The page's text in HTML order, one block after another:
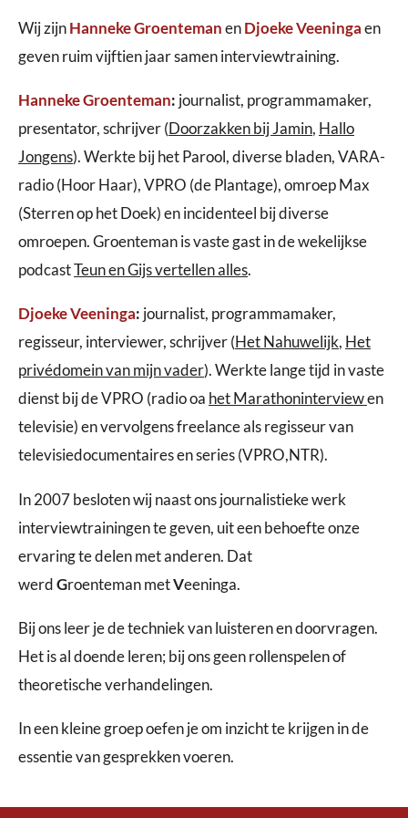
Wij zijnHanneke GroentemanenDjoeke Veeningaen
geven ruim vijftien jaar samen interviewtraining.
Hanneke Groenteman: journalist, programmamaker,
presentator, schrijver (Doorzakken bij Jamin, Hallo
Jongens). Werkte bij het Parool, diverse bladen, VARA-
radio (Hoor Haar), VPRO (de Plantage), omroep Max
(Sterren op het Doek) en incidenteel bij diverse
omroepen. Groenteman is vaste gast in de wekelijkse
podcastTeun en Gijs vertellen alles.
Djoeke Veeninga: journalist, programmamaker,
regisseur, interviewer, schrijver (Het Nahuwelijk, Het
privédomein van mijn vader). Werkte lange tijd in vaste
dienst bij de VPRO (radio oa het Marathoninterviewen
televisie) en vervolgens freelance als regisseur van
televisiedocumentaires en series (VPRO,NTR).
In 2007 besloten wij naast ons journalistieke werk
interviewtrainingen te geven, uit een behoefte onze
ervaring te delen met anderen. Dat
werdGroentemanmetVeeninga.
Bij ons leer je de techniek van luisteren en doorvragen.
Het is al doende leren; bij ons geen rollenspelen of
theoretische verhandelingen.
In een kleine groep oefen je om inzicht te krijgen in de
essentie van gesprekken voeren.